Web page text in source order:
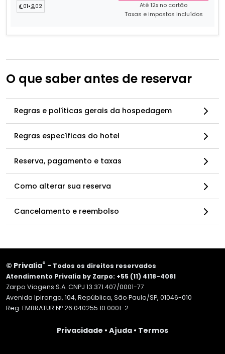
01• 02
Até 12x no cartão
Taxas e impostos incluídos
O que saber antes de reservar
Regras e políticas gerais da hospedagem
Regras específicas do hotel
Reserva, pagamento e taxas
Como alterar sua reserva
Cancelamento e reembolso
© Privalia® - Todos os direitos reservados
Atendimento Privalia by Zarpo: +55 (11) 4118-4081
Zarpo Viagens S.A. CNPJ 13.371.407/0001-77
Avenida Ipiranga, 104, República, São Paulo/SP, 01046-010
Reg. EMBRATUR Nº 26.040255.10.0001-2
Privacidade • Ajuda • Termos